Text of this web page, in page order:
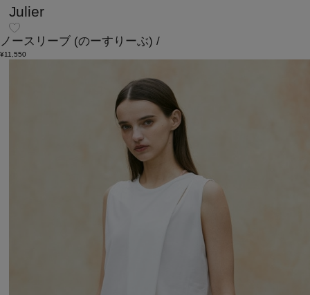
Julier
ノースリーブ (のーすりーぶ) /
¥11,550